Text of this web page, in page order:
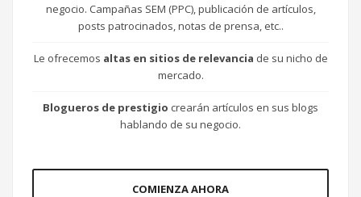
negocio. Campañas SEM (PPC), publicación de artículos,
posts patrocinados, notas de prensa, etc..
Le ofrecemos altas en sitios de relevancia de su nicho de
mercado.
Blogueros de prestigio crearán artículos en sus blogs
hablando de su negocio.
COMIENZA AHORA